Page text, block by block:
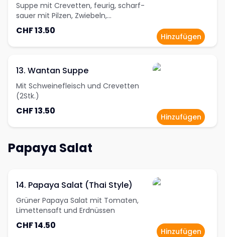
Suppe mit Crevetten, feurig, scharf-
sauer mit Pilzen, Zwiebeln,
Zitronengras, Tomaten und
Kaffirlimettenblätter
CHF 13.50
Hinzufügen
13. Wantan Suppe
Mit Schweinefleisch und Crevetten
(2Stk.)
CHF 13.50
Hinzufügen
Papaya Salat
14. Papaya Salat (Thai Style)
Grüner Papaya Salat mit Tomaten,
Limettensaft und Erdnüssen
CHF 14.50
Hinzufügen